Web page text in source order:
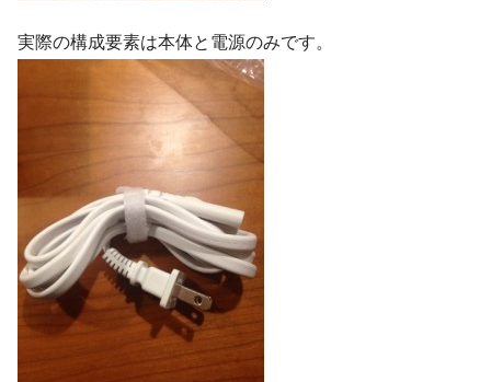
実際の構成要素は本体と電源のみです。